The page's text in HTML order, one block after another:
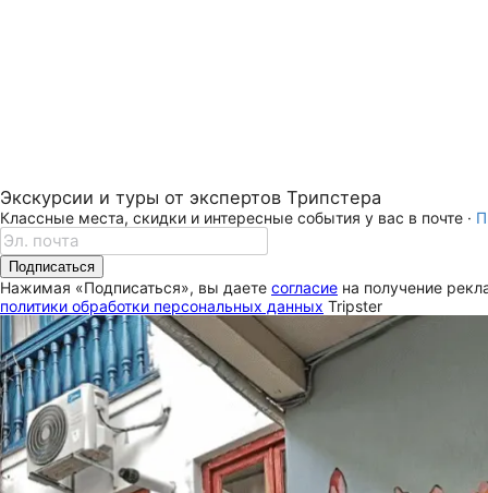
Экскурсии и туры от экспертов Трипстера
Классные места, скидки и интересные события у вас в почте ·
Подписаться
Нажимая «Подписаться», вы даете согласие на получение
политики обработки персональных данных Tripster